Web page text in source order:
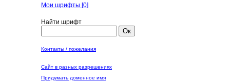
Мои шрифты [0]
Найти шрифт
Ок
Контакты / пожелания
Сайт в разных разрешениях
Придумать доменное имя